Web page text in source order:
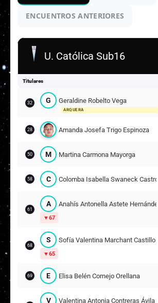
ENCUENTROS ANTERIORES
U. Católica Sub16
Titulares
32 G Geraldine Robelto Vega
ARQUERA
28 Amanda Josefa Trigo Espinoza
50 M Martina Carmona Mayorga
58 C Colomba Isabella Swaneck Castro
61
A Anahís Antonella Astete Hernández
67
68
S Sofía Valentina Marchant Castillo
65
69 E Elisa Belén Cornejo Orellana
V Valentina Antonia Contreras Ávila